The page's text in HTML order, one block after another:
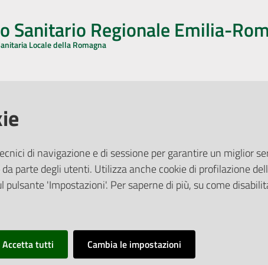
Sanitario Regionale Emilia-
Locale della Romagna
(RA)
Ufficio Relazioni con il Pubblico
Riferimenti per la Stampa
Pubblicità
Albo
Privacy
di navigazione e di sessione per garantire un miglior
parte degli utenti. Utilizza anche cookie di profilazione
'Impostazioni'. Per saperne di più, su come
Accetta tutti Cambia le impostazioni